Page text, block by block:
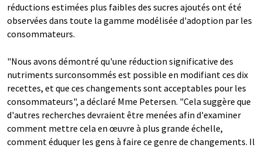
réductions estimées plus faibles des sucres ajoutés ont été
observées dans toute la gamme modélisée d'adoption par les
consommateurs.
"Nous avons démontré qu'une réduction significative des
nutriments surconsommés est possible en modifiant ces dix
recettes, et que ces changements sont acceptables pour les
consommateurs", a déclaré Mme Petersen. "Cela suggère que
d'autres recherches devraient être menées afin d'examiner
comment mettre cela en œuvre à plus grande échelle,
comment éduquer les gens à faire ce genre de changements. Il